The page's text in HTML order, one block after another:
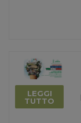
LEGGI
TUTTO